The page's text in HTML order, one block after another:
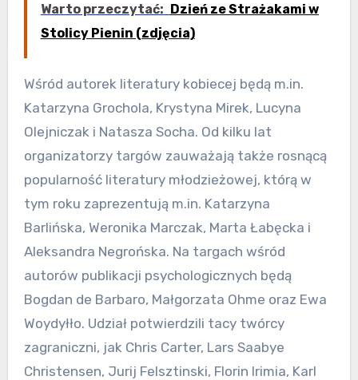
Warto przeczytać: Dzień ze Strażakami w
Stolicy Pienin (zdjęcia)
Wśród autorek literatury kobiecej będą m.in.
Katarzyna Grochola, Krystyna Mirek, Lucyna
Olejniczak i Natasza Socha. Od kilku lat
organizatorzy targów zauważają także rosnącą
popularność literatury młodzieżowej, którą w
tym roku zaprezentują m.in. Katarzyna
Barlińska, Weronika Marczak, Marta Łabęcka i
Aleksandra Negrońska. Na targach wśród
autorów publikacji psychologicznych będą
Bogdan de Barbaro, Małgorzata Ohme oraz Ewa
Woydyłło. Udział potwierdzili tacy twórcy
zagraniczni, jak Chris Carter, Lars Saabye
Christensen, Jurij Felsztinski, Florin Irimia, Karl